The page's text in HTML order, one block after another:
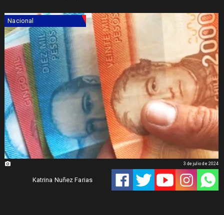
Nacional
Katrina Nuñez Farias
3 de julio de 2024